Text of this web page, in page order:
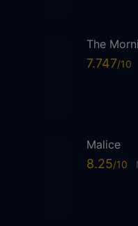
The
7.747
Malice
8.25